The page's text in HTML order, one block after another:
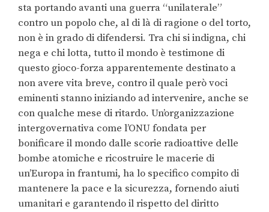
sta portando avanti una guerra “unilaterale”
contro un popolo che, al di là di ragione o del torto,
non è in grado di difendersi. Tra chi si indigna, chi
nega e chi lotta, tutto il mondo è testimone di
questo gioco-forza apparentemente destinato a
non avere vita breve, contro il quale però voci
eminenti stanno iniziando ad intervenire, anche se
con qualche mese di ritardo. Un’organizzazione
intergovernativa come l’ONU fondata per
bonificare il mondo dalle scorie radioattive delle
bombe atomiche e ricostruire le macerie di
un’Europa in frantumi, ha lo specifico compito di
mantenere la pace e la sicurezza, fornendo aiuti
umanitari e garantendo il rispetto del diritto